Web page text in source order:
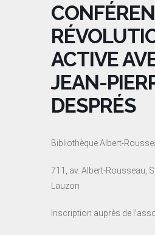
ACTIVE
JEAN-
DESPRÉS
Bibliothèque Albert-
711, av. Albert-Rousseau,
Lauzon
Inscription auprès de